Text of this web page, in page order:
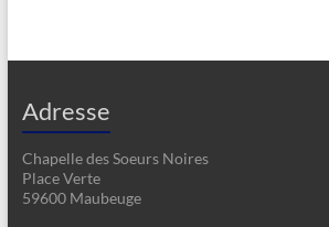
Adresse
Chapelle des Soeurs Noires
Place Verte
59600 Maubeuge